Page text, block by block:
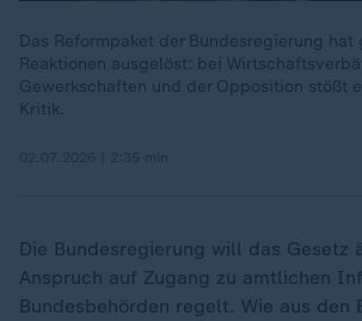
Das Reformpaket der Bundesregierung hat
Reaktionen ausgelöst: bei
Gewerkschaften und der Opposition stößt
Kritik.
Die Bundesregierung will das Gesetz
Anspruch auf Zugang zu amtlichen
Bundesbehörden regelt. Wie aus den